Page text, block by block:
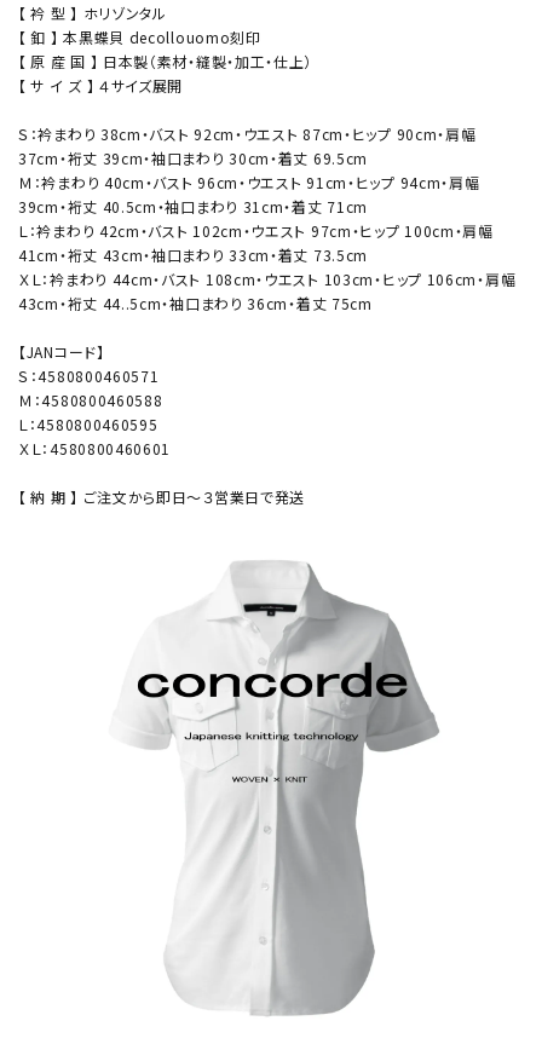
【 衿 型 】 ホリゾンタル
【 釦 】 本黒蝶貝 decollouomo刻印
【 原 産 国 】 日本製（素材・縫製・加工・仕上）
【 サ イ ズ 】 ４サイズ展開
Ｓ：衿まわり 38cm・バスト 92cm・ウエスト 87cm・ヒップ 90cm・肩幅
37cm・裄丈 39cm・袖口まわり 30cm・着丈 69.5cm
Ｍ：衿まわり 40cm・バスト 96cm・ウエスト 91cm・ヒップ 94cm・肩幅
39cm・裄丈 40.5cm・袖口まわり 31cm・着丈 71cm
Ｌ：衿まわり 42cm・バスト 102cm・ウエスト 97cm・ヒップ 100cm・肩幅
41cm・裄丈 43cm・袖口まわり 33cm・着丈 73.5cm
ＸＬ：衿まわり 44cm・バスト 108cm・ウエスト 103cm・ヒップ 106cm・肩幅
43cm・裄丈 44..5cm・袖口まわり 36cm・着丈 75cm
【JANコード】
Ｓ：4580800460571
Ｍ：4580800460588
Ｌ：4580800460595
ＸＬ：4580800460601
【 納 期 】 ご注文から即日～３営業日で発送